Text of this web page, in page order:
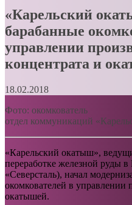
«Карельский
барабанные
управлении
концентрата и
18.02.2018
Фото: окомкователь
отдел коммуникаций
«Карельский окатыш»,
переработке железной руды
«Северсталь), начал
окомкователей в управлении
окатышей.